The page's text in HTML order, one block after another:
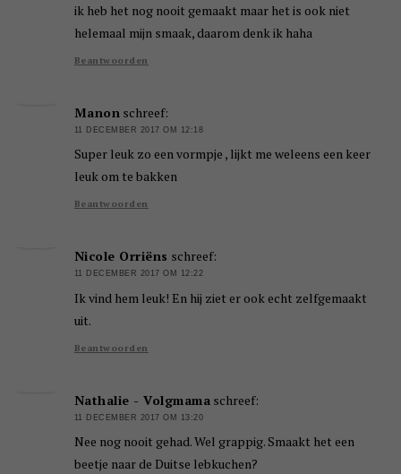
ik heb het nog nooit gemaakt maar het is ook niet
helemaal mijn smaak, daarom denk ik haha
Beantwoorden
Manon schreef:
11 DECEMBER 2017 OM 12:18
Super leuk zo een vormpje , lijkt me weleens een keer
leuk om te bakken
Beantwoorden
Nicole Orriëns schreef:
11 DECEMBER 2017 OM 12:22
Ik vind hem leuk! En hij ziet er ook echt zelfgemaakt
uit.
Beantwoorden
Nathalie - Volgmama schreef:
11 DECEMBER 2017 OM 13:20
Nee nog nooit gehad. Wel grappig. Smaakt het een
beetje naar de Duitse lebkuchen?